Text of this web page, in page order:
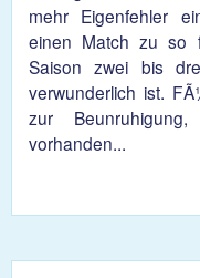
mehr Eigenfehler
einen Match zu so
Saison zwei bis
verwunderlich ist.
zur
vorhanden...